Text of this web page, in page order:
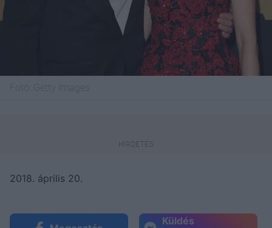
2018. április 20.
Küldés